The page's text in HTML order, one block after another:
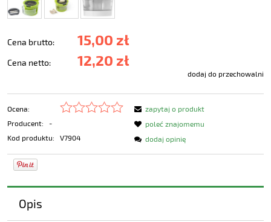
Cena brutto: 15,00 zł
Cena netto: 12,20 zł
dodaj do przechowalni
Ocena:
Producent:
-
Kod produktu:
V7904
zapytaj o produkt
poleć znajomemu
dodaj opinię
Opis